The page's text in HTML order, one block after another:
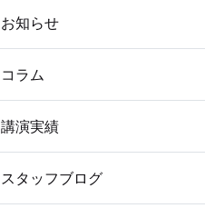
お知らせ
コラム
講演実績
スタッフブログ